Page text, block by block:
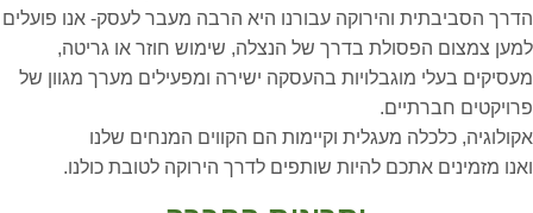
הדרך הסביבתית והירוקה עבורנו היא הרבה מעבר לעסק- אנו פועלים
למען צמצום הפסולת בדרך של הנצלה, שימוש חוזר או גריטה,
מעסיקים בעלי מוגבלויות בהעסקה ישירה ומפעילים מערך מגוון של
פרויקטים חברתיים.
אקולוגיה, כלכלה מעגלית וקיימות הם הקווים המנחים שלנו
ואנו מזמינים אתכם להיות שותפים לדרך הירוקה לטובת כולנו.